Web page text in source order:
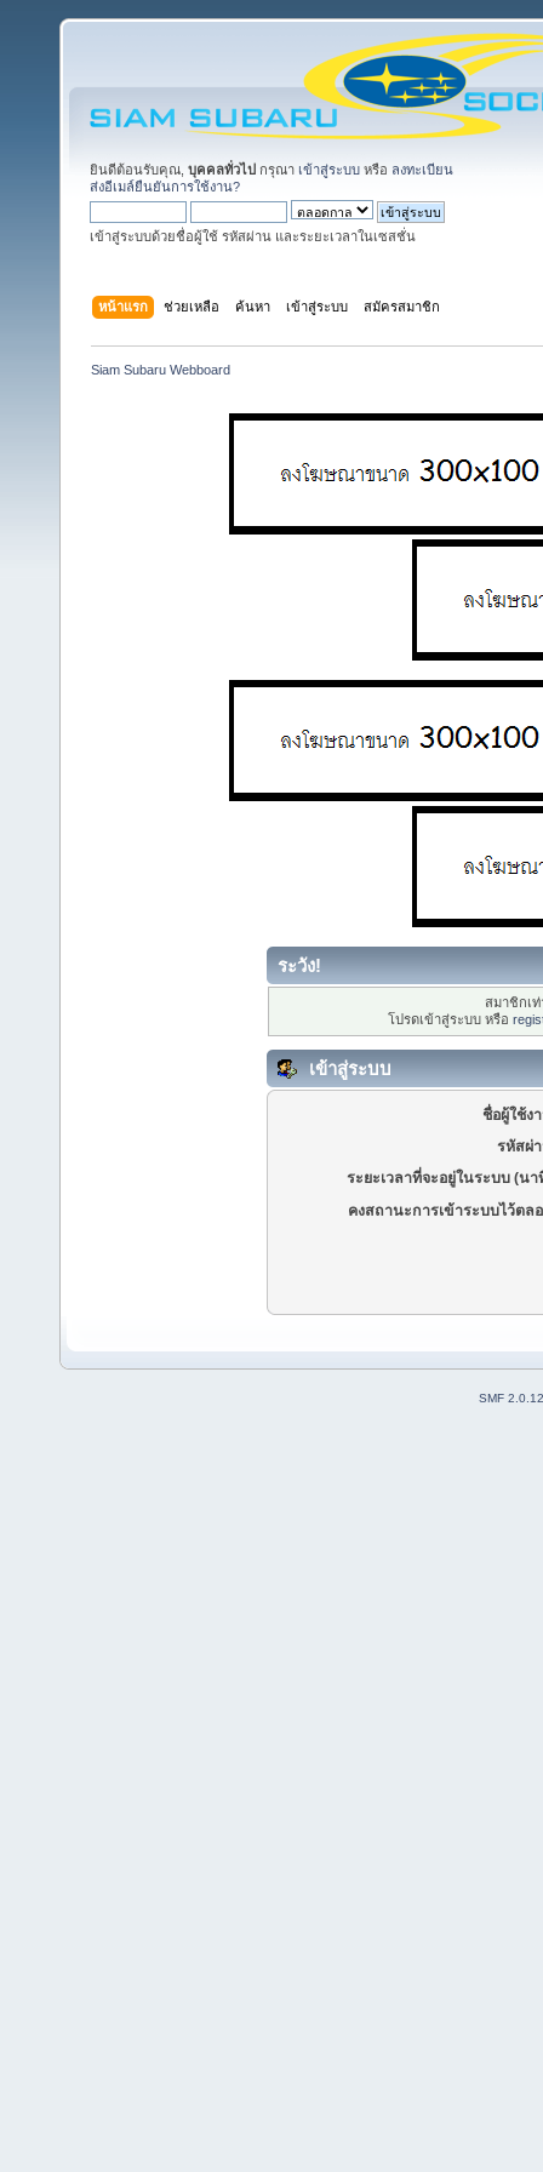
ยินดีต้อนรับคุณ, บุคคลทั่วไป กรุณา เข้าสู่ระบบ หรือ ลงทะเบียน
ส่งอีเมล์ยืนยันการใช้งาน?
เข้าสู่ระบบด้วยชื่อผู้ใช้ รหัสผ่าน และระยะเวลาในเซสชั่น
หน้าแรก ช่วยเหลือ ค้นหา เข้าสู่ระบบ สมัครสมาชิก
Siam Subaru Webboard
ระวัง!
สมาชิกเ
โปรดเข้าสู่ระบบ หรือ
เข้าสู่ระบบ
ชื่อผู้ใช้ง
รหัสผ่
ระยะเวลาที่จะอยู่ในระบบ (นา
คงสถานะการเข้าระบบไว้ตล
SMF 2.0.12